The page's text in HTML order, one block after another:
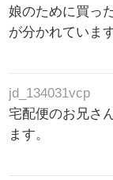
娘のために買っ
が分かれていま
jd_134031vcp
宅配便のお兄さ
ます。